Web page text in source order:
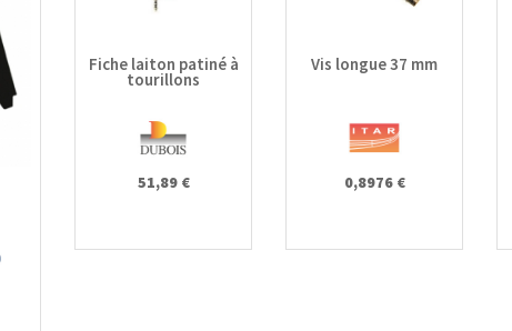
Fiche laiton patiné à
tourillons
51,89 €
Vis longue 37 mm
0,8976 €